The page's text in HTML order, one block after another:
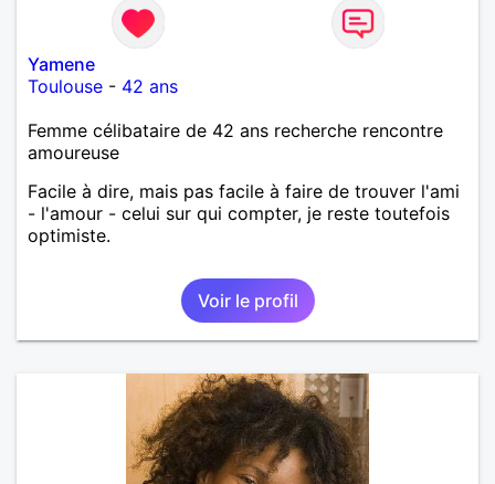
Yamene
Toulouse - 42 ans
Femme célibataire de 42 ans recherche rencontre
amoureuse
Facile à dire, mais pas facile à faire de trouver l'ami
- l'amour - celui sur qui compter, je reste toutefois
optimiste.
Voir le profil